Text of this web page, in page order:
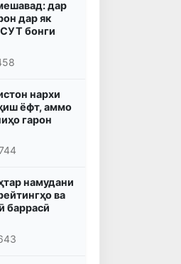
дар
дар як
бонги
нархи
ёфт, аммо
гарон
намудани
ва
баррасӣ